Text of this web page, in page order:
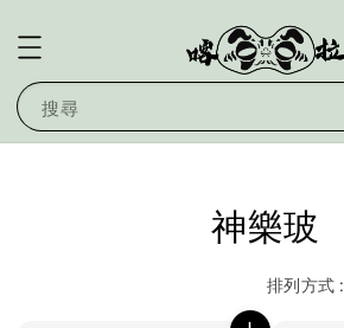
搜尋
神樂玻
排列方式 :